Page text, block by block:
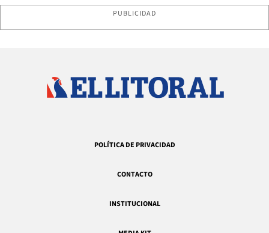
PUBLICIDAD
POLÍTICA DE PRIVACIDAD
CONTACTO
INSTITUCIONAL